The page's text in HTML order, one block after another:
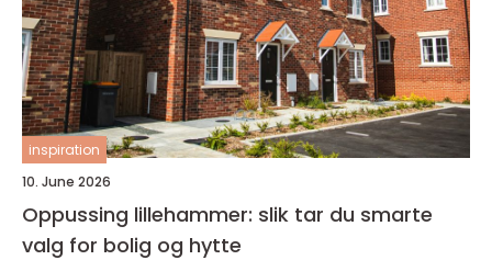
inspiration
10. June 2026
Oppussing lillehammer: slik tar du smarte
valg for bolig og hytte